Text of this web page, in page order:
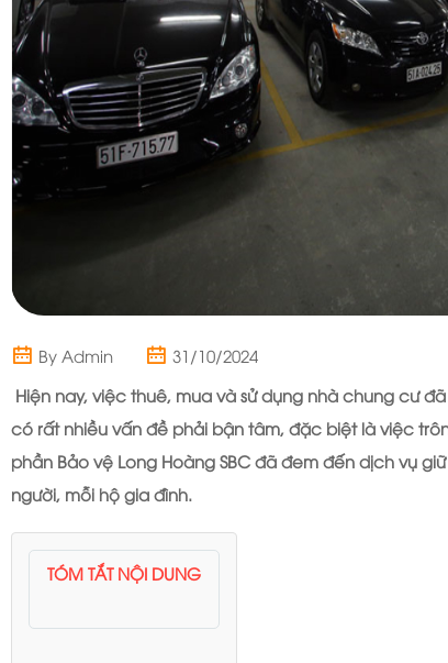
By Admin
31/10/2024
Hiện nay, việc thuê, mua và sử dụng nhà chung cư
có rất nhiều vấn đề phải bận tâm, đặc biệt là việc
phần Bảo vệ Long Hoàng SBC đã đem đến dịch vụ
người, mỗi hộ gia đình.
TÓM TẮT NỘI DUNG